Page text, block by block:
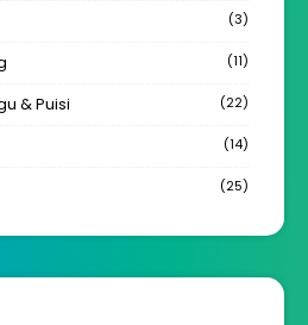
(3)
(11)
& Puisi (22)
(14)
(25)